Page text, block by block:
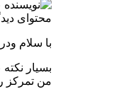
محتوای دیدگاه:
با سلام
بسیار
من تمرکز